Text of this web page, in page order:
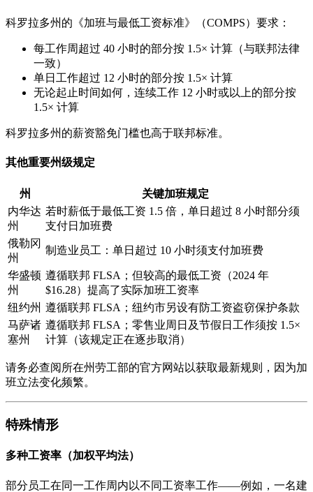
科罗拉多州的《加班与最低工资标准》（COMPS）要求：
每工作周超过 40 小时的部分按 1.5× 计算（与联邦法律
一致）
单日工作超过 12 小时的部分按 1.5× 计算
无论起止时间如何，连续工作 12 小时或以上的部分按
1.5× 计算
科罗拉多州的薪资豁免门槛也高于联邦标准。
其他重要州级规定
州
关键加班规定
内华达
州
若时薪低于最低工资 1.5 倍，单日超过 8 小时部分须
支付日加班费
俄勒冈
州
制造业员工：单日超过 10 小时须支付加班费
华盛顿
州
遵循联邦 FLSA；但较高的最低工资（2024 年
$16.28）提高了实际加班工资率
纽约州 遵循联邦 FLSA；纽约市另设有防工资盗窃保护条款
马萨诸
塞州
遵循联邦 FLSA；零售业周日及节假日工作须按 1.5×
计算（该规定正在逐步取消）
请务必查阅所在州劳工部的官方网站以获取最新规则，因为加
班立法变化频繁。
特殊情形
多种工资率（加权平均法）
部分员工在同一工作周内以不同工资率工作——例如，一名建